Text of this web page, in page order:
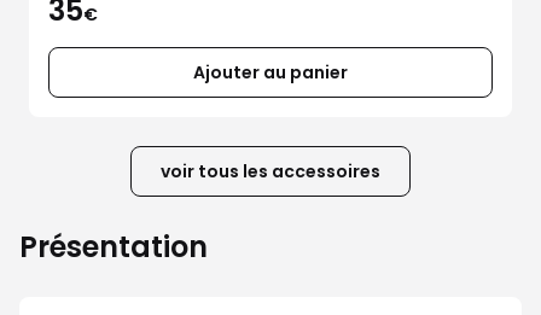
35€
Ajouter au panier
voir tous les accessoires
Présentation